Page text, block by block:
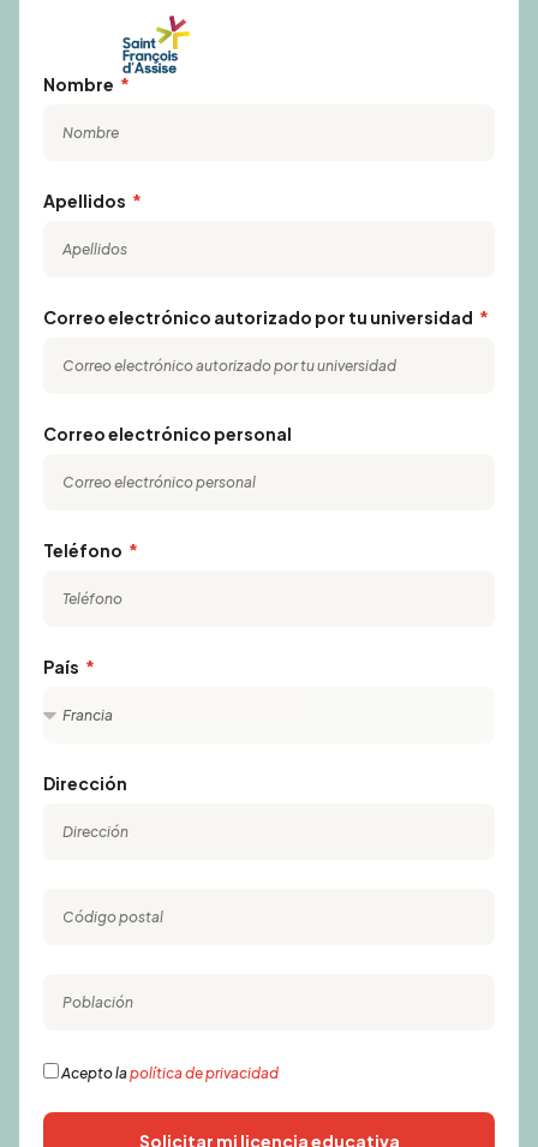
Nombre
Apellidos
Correo electrónico autorizado por tu universidad
Correo electrónico personal
Teléfono
País
Dirección
Acepto lapolítica de privacidad
Solicitar mi licencia educativa